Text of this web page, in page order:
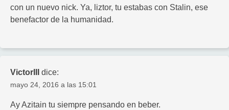
con un nuevo nick. Ya, liztor, tu estabas con Stalin, ese
benefactor de la humanidad.
VictorIII dice:
mayo 24, 2016 a las 15:01
Ay Azitain tu siempre pensando en beber.